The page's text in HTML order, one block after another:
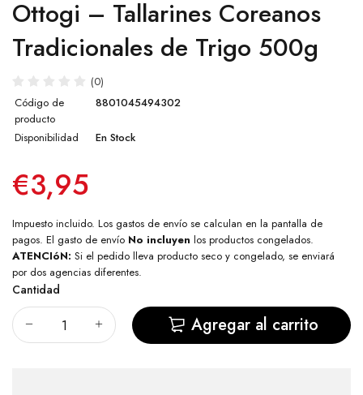
Ottogi – Tallarines Coreanos
Tradicionales de Trigo 500g
(0)
Código de
producto
8801045494302
Disponibilidad En Stock
€3,95
Impuesto incluido. Los gastos de envío se calculan en la pantalla de
pagos. El gasto de envío No incluyen los productos congelados.
ATENCIóN: Si el pedido lleva producto seco y congelado, se enviará
por dos agencias diferentes.
Cantidad
Agregar al carrito